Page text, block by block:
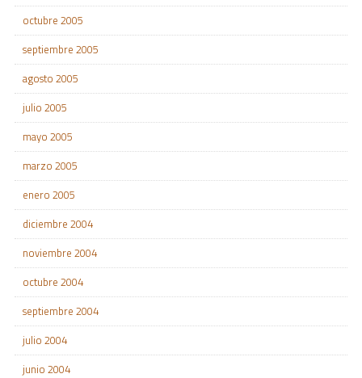
octubre 2005
septiembre 2005
agosto 2005
julio 2005
mayo 2005
marzo 2005
enero 2005
diciembre 2004
noviembre 2004
octubre 2004
septiembre 2004
julio 2004
junio 2004